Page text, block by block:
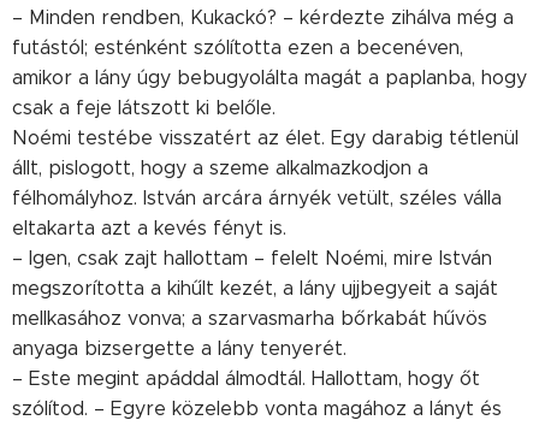
– Minden rendben, Kukackó? – kérdezte zihálva még a
futástól; esténként szólította ezen a becenéven,
amikor a lány úgy bebugyolálta magát a paplanba, hogy
csak a feje látszott ki belőle.
Noémi testébe visszatért az élet. Egy darabig tétlenül
állt, pislogott, hogy a szeme alkalmazkodjon a
félhomályhoz. István arcára árnyék vetült, széles válla
eltakarta azt a kevés fényt is.
– Igen, csak zajt hallottam – felelt Noémi, mire István
megszorította a kihűlt kezét, a lány ujjbegyeit a saját
mellkasához vonva; a szarvasmarha bőrkabát hűvös
anyaga bizsergette a lány tenyerét.
– Este megint apáddal álmodtál. Hallottam, hogy őt
szólítod. – Egyre közelebb vonta magához a lányt és